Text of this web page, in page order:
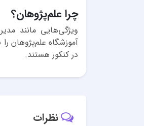
چرا علم‌پژوهان؟
ویژگی‌هایی مانند
آموزشگاه علم‌پژوهان
در کنکور هستند.
نظرات